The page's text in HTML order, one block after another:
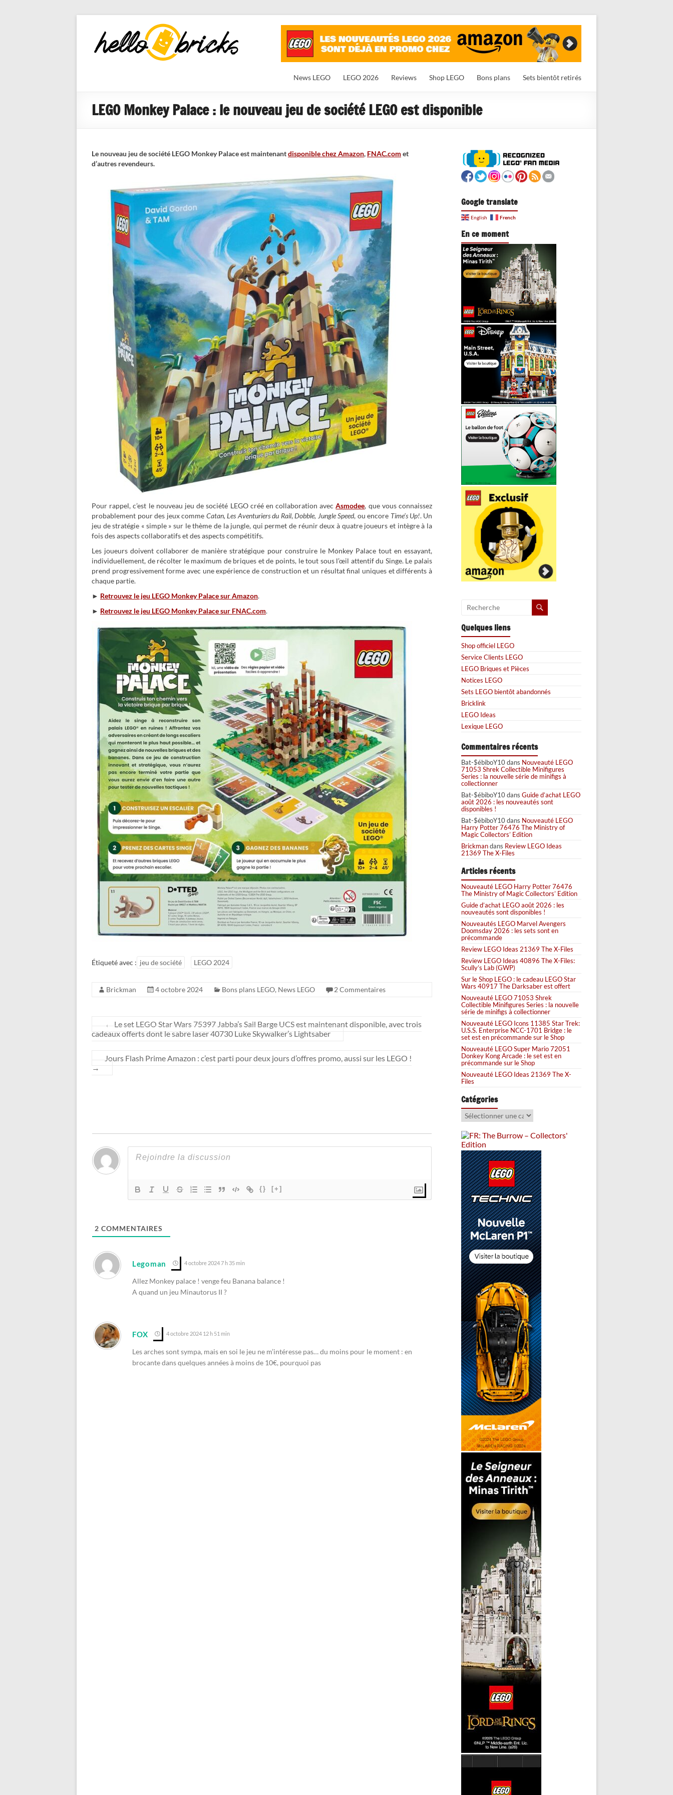
HelloBricks
Blog LEGO,
nouveaut�s
News LEGO LEGO 2026 Reviews Shop LEGO Bons plans Sets bientôt retirés
LEGO Monkey Palace : le nouveau jeu de société LEGO est disponible
Le nouveau jeu de société LEGO Monkey Palace est maintenantdisponible chez Amazon, FNAC.com et
d’autres revendeurs.
Pour rappel, c’est le nouveau jeu de société LEGO créé en collaboration avecAsmodee, que vous connaissez
probablement pour des jeux comme Catan, Les Aventuriers du Rail,Dobble, Jungle Speed, ou encore Time’s Up!. Un
jeu de stratégie « simple » sur le thème de la jungle, qui permet de réunir deux à quatre joueurs et intègre à la
fois des aspects collaboratifs et des aspects compétitifs.
Les joueurs doivent collaborer de manière stratégique pour construire le Monkey Palace tout en essayant,
individuellement, de récolter le maximum de briques et de points, le tout sous l’œil attentif du Singe. Le palais
prend progressivement forme avec une expérience de construction et un résultat final uniques et différents à
chaque partie.
► Retrouvez le jeu LEGO Monkey Palace sur Amazon.
► Retrouvez le jeu LEGO Monkey Palace sur FNAC.com.
Étiqueté avec : jeu de société LEGO 2024
Brickman 4 octobre 2024 Bons plans LEGO, News LEGO 2 Commentaires
←
Le set LEGO Star Wars 75397 Jabba’s Sail Barge UCS est maintenant disponible, avec trois
cadeaux offerts dont le sabre laser 40730 Luke Skywalker’s Lightsaber
Jours Flash Prime Amazon : c’est parti pour deux jours d’offres promo, aussi sur les LEGO !
→
{} [+]
2 COMMENTAIRES
Legoman 4 octobre 2024 7 h 35 min
Allez Monkey palace ! venge feu Banana balance !
A quand un jeu Minautorus II ?
FOX 4 octobre 2024 12 h 51 min
Les arches sont sympa, mais en soi le jeu ne m’intéresse pas… du moins pour le moment : en
brocante dans quelques années à moins de 10€, pourquoi pas
Google translate
English French
En ce moment
Quelques liens
Shop officiel LEGO
Service Clients LEGO
LEGO Briques et Pièces
Notices LEGO
Sets LEGO bientôt abandonnés
Bricklink
LEGO Ideas
Lexique LEGO
Commentaires récents
Bat-$ébiboY10dans Nouveauté LEGO
71053 Shrek Collectible Minifigures
Series : la nouvelle série de minifigs à
collectionner
Bat-$ébiboY10dans Guide d’achat LEGO
août 2026 : les nouveautés sont
disponibles !
Bat-$ébiboY10dans Nouveauté LEGO
Harry Potter 76476 The Ministry of
Magic Collectors’ Edition
Brickmandans Review LEGO Ideas
21369 The X-Files
Articles récents
Nouveauté LEGO Harry Potter 76476
The Ministry of Magic Collectors’ Edition
Guide d’achat LEGO août 2026 : les
nouveautés sont disponibles !
Nouveautés LEGO Marvel Avengers
Doomsday 2026 : les sets sont en
précommande
Review LEGO Ideas 21369 The X-Files
Review LEGO Ideas 40896 The X-Files:
Scully’s Lab (GWP)
Sur le Shop LEGO : le cadeau LEGO Star
Wars 40917 The Darksaber est offert
Nouveauté LEGO 71053 Shrek
Collectible Minifigures Series : la nouvelle
série de minifigs à collectionner
Nouveauté LEGO Icons 11385 Star Trek:
U.S.S. Enterprise NCC-1701 Bridge : le
set est en précommande sur le Shop
Nouveauté LEGO Super Mario 72051
Donkey Kong Arcade : le set est en
précommande sur le Shop
Nouveauté LEGO Ideas 21369 The X-
Files
Catégories
Catégories